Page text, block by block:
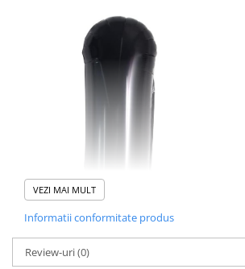
Covorase de joaca
Genti, Portofele, Penare
Ingrijire Unghii
Jucarii Creative
Jucarii pentru copii
Markere si Set Desen
Markere si Set Desen
Scaune de masa bebe
Articole Petrecere
VEZI MAI MULT
Informatii conformitate produs
Review-uri(0)